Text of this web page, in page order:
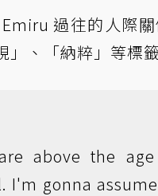
過往的人際
、「納粹」等標
above the
I'm gonna